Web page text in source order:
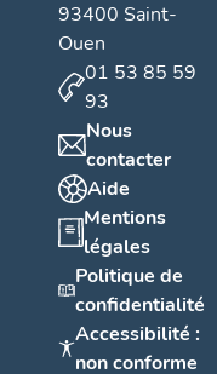
93400 Saint-
Ouen
01 53 85 59
93
Nous
contacter
Aide
Mentions
légales
Politique de
confidentialité
Accessibilité :
non conforme